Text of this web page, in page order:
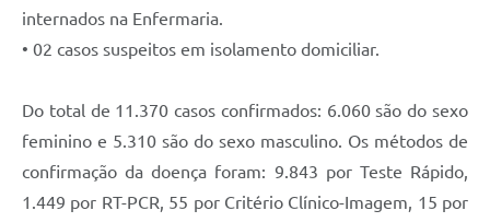
Galeria de Fotos
Audiências Públicas
Arquivos para Download
Carta de Serviços
internados na Enfermaria.
• 02 casos suspeitos em isolamento domiciliar.
Do total de 11.370 casos confirmados: 6.060 são do sexo
feminino e 5.310 são do sexo masculino. Os métodos de
confirmação da doença foram: 9.843 por Teste Rápido,
1.449 por RT-PCR, 55 por Critério Clínico-Imagem, 15 por